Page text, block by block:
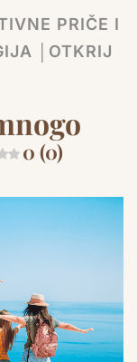
PRIČE I
│OTKRIJ
0 (0)